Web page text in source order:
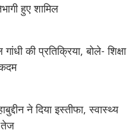
हुए शामिल
की प्रतिक्रिया, बोले- शिक्षा
ने दिया इस्तीफा, स्वास्थ्य
तेज